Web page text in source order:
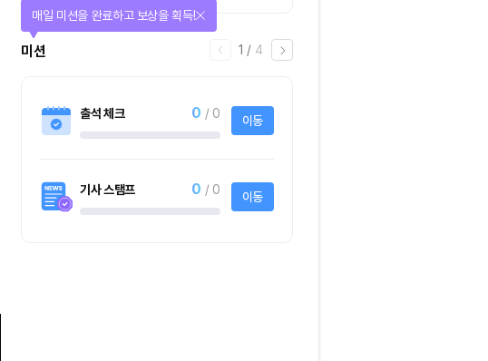
1 / 4
미션
매일 미션을 완료하고 보상을 획득!
출석 체크 0 / 0 이동
기사 스탬프 0 / 0 이동